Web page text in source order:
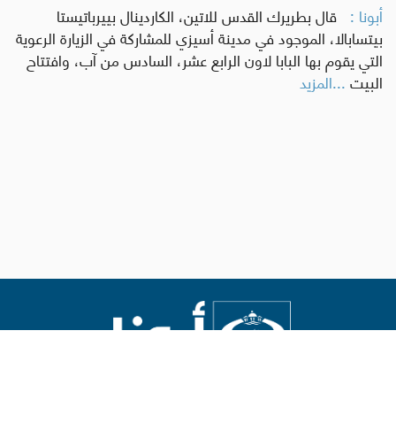
أبونا : قال بطريرك القدس للاتين، الكاردينال بييرباتيستا
بيتسابالا، الموجود في مدينة أسيزي للمشاركة في الزيارة الرعوية
التي يقوم بها البابا لاون الرابع عشر، السادس من آب، وافتتاح
البيت...المزيد